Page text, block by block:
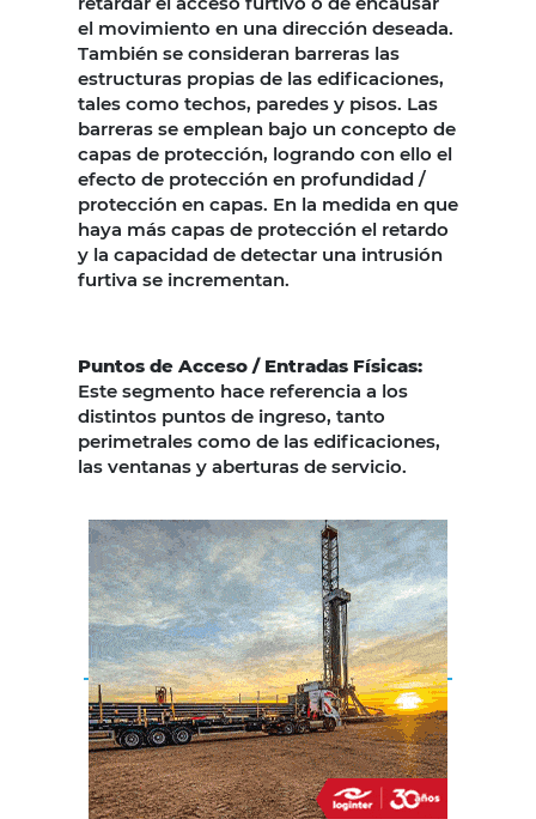
el movimiento en una dirección deseada.
También se consideran barreras las
estructuras propias de las edificaciones,
tales como techos, paredes y pisos. Las
barreras se emplean bajo un concepto de
capas de protección, logrando con ello el
efecto de protección en profundidad /
protección en capas. En la medida en que
haya más capas de protección el retardo
y la capacidad de detectar una intrusión
furtiva se incrementan.
Puntos de Acceso / Entradas Físicas:
Este segmento hace referencia a los
distintos puntos de ingreso, tanto
perimetrales como de las edificaciones,
las ventanas y aberturas de servicio.